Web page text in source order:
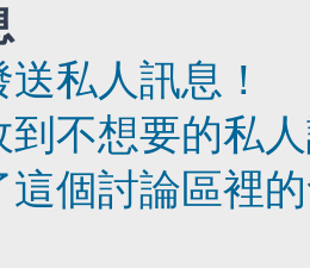
私人訊息！
到不想要的私
這個討論區裡